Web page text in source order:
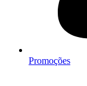
Promoções